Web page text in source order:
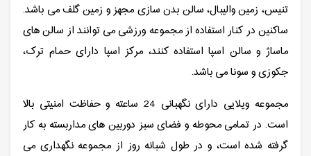
تنیس، زمین والیبال، سالن بدن سازی مجهز و زمین گلف می باشد.
ساکنین در کنار استفاده از مجموعه ورزشی می توانند از سالن های
ماساژ و سالن اسپا استفاده کنند، مرکز اسپا دارای حمام ترک،
جکوزی و سونا می باشد.
مجموعه ویلایی دارای نگهبانی 24 ساعته و حفاظت امنیتی بالا
است. در تمامی محوطه و فضای سبز دوربین های مداربسته به کار
گرفته شده است، و در طول شبانه روز از مجموعه نگهداری می